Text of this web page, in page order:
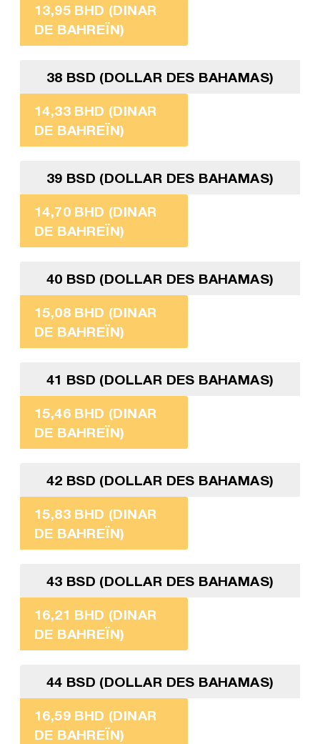
13,95 BHD (DINAR
DE BAHREÏN)
38 BSD (DOLLAR DES BAHAMAS)
14,33 BHD (DINAR
DE BAHREÏN)
39 BSD (DOLLAR DES BAHAMAS)
14,70 BHD (DINAR
DE BAHREÏN)
40 BSD (DOLLAR DES BAHAMAS)
15,08 BHD (DINAR
DE BAHREÏN)
41 BSD (DOLLAR DES BAHAMAS)
15,46 BHD (DINAR
DE BAHREÏN)
42 BSD (DOLLAR DES BAHAMAS)
15,83 BHD (DINAR
DE BAHREÏN)
43 BSD (DOLLAR DES BAHAMAS)
16,21 BHD (DINAR
DE BAHREÏN)
44 BSD (DOLLAR DES BAHAMAS)
16,59 BHD (DINAR
DE BAHREÏN)